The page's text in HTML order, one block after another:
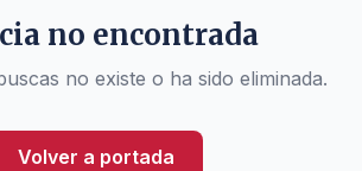
no encontrada
no existe o ha sido eliminada.
Volver a portada